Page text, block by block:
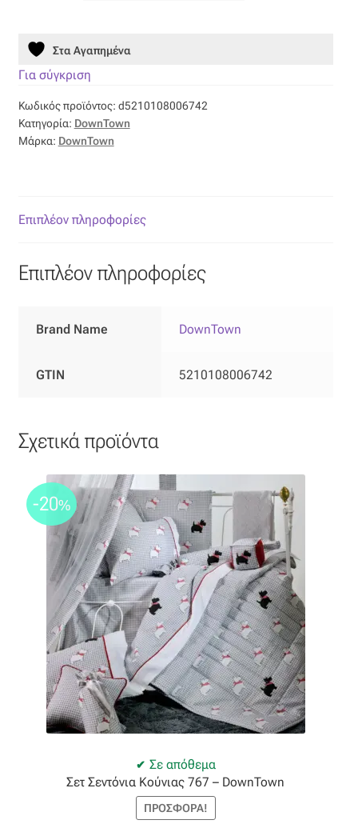
Μπροκάρ
Οργάντζα διπλή
Οργάντζα με ταφτά
Οργάντζα με φλοκ
Σενίλ
Ταφτάς (ταυτάς)
Ταφτάς μεταξωτός
Τζιν
Τρεβίρα
Υφαντό
Φιλ-κουπέ
Φλάμα
Φόδρα
DownTown
Στα Αγαπημένα
Για σύγκριση
Κωδικός προϊόντος: d5210108006742
Κατηγορία: DownTown
Μάρκα: DownTown
Επιπλέον πληροφορίες
Επιπλέον πληροφορίες
Brand Name DownTown
GTIN 5210108006742
Σχετικά προϊόντα
Σε απόθεμα
-20%
Σετ Σεντόνια Κούνιας 767 – DownTown
ΠΡΟΣΦΟΡΆ!